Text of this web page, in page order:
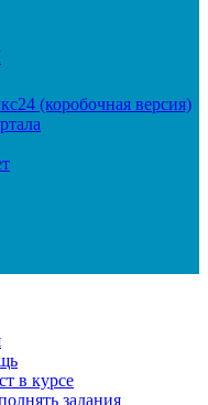
(коробочная версия)
в курсе
задания